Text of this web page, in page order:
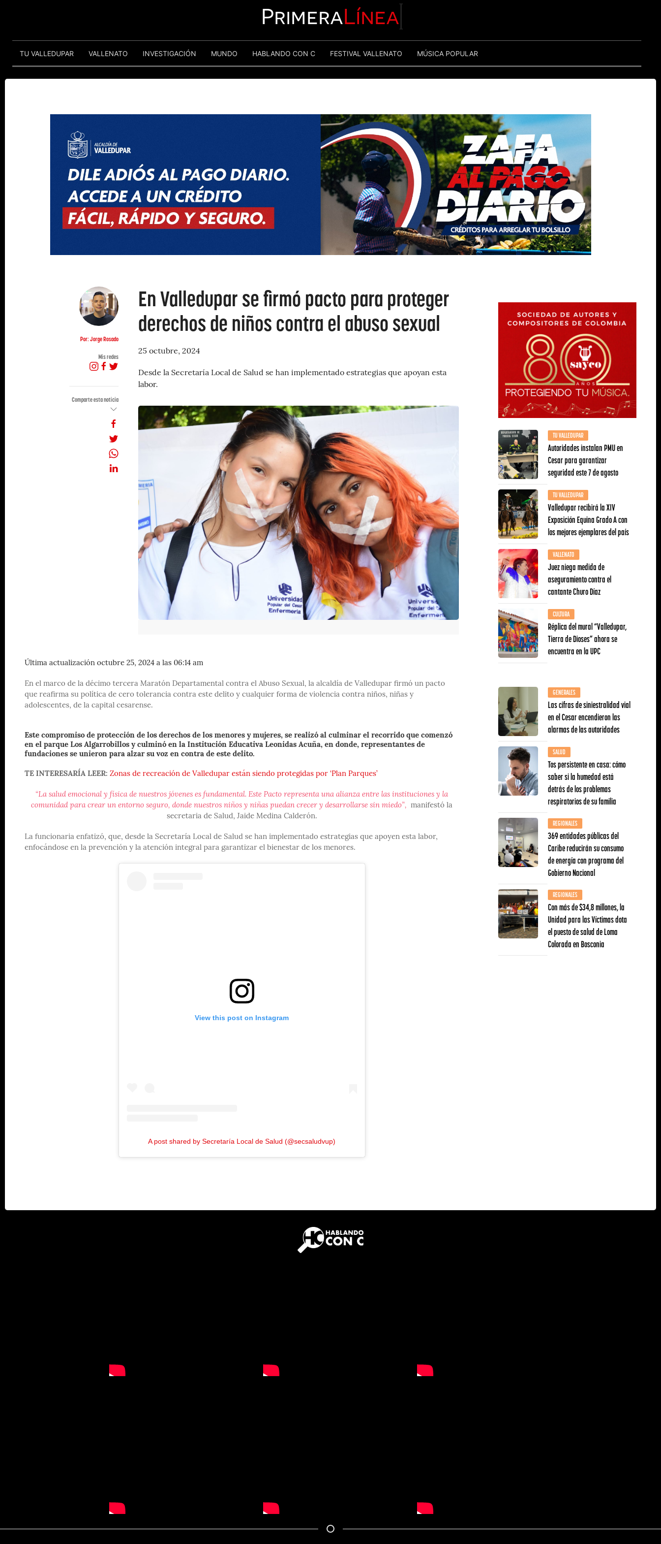
PrimeraLínea
TU VALLEDUPAR VALLENATO INVESTIGACIÓN MUNDO HABLANDO CON C FESTIVAL VALLENATO MÚSICA POPULAR
Por: Jorge Rosado
Mis redes
Comparte esta noticia
En Valledupar se firmó pacto para proteger
derechos de niños contra el abuso sexual
25 octubre, 2024
Desde la Secretaría Local de Salud se han implementado estrategias que apoyan esta
labor.
Última actualización octubre 25, 2024 a las 06:14 am
En el marco de la décimo tercera Maratón Departamental contra el Abuso Sexual, la alcaldía de Valledupar firmó un pacto
que reafirma su política de cero tolerancia contra este delito y cualquier forma de violencia contra niños, niñas y
adolescentes, de la capital cesarense.
Este compromiso de protección de los derechos de los menores y mujeres, se realizó al culminar el recorrido que comenzó
en el parque Los Algarrobillos y culminó en la Institución Educativa Leonidas Acuña, en donde, representantes de
fundaciones se unieron para alzar su voz en contra de este delito.
TE INTERESARÍA LEER: Zonas de recreación de Valledupar están siendo protegidas por ‘Plan Parques’
“La salud emocional y física de nuestros jóvenes es fundamental. Este Pacto representa una alianza entre las instituciones y la
comunidad para crear un entorno seguro, donde nuestros niños y niñas puedan crecer y desarrollarse sin miedo”, manifestó la
secretaria de Salud, Jaide Medina Calderón.
La funcionaria enfatizó, que, desde la Secretaría Local de Salud se han implementado estrategias que apoyen esta labor,
enfocándose en la prevención y la atención integral para garantizar el bienestar de los menores.
View this post on Instagram
A post shared by Secretaría Local de Salud (@secsaludvup)
TU VALLEDUPAR
Autoridades instalan PMU en
Cesar para garantizar
seguridad este 7 de agosto
TU VALLEDUPAR
Valledupar recibirá la XIV
Exposición Equina Grado A con
los mejores ejemplares del país
VALLENATO
Juez niega medida de
aseguramiento contra el
cantante Churo Díaz
CULTURA
Réplica del mural “Valledupar,
Tierra de Dioses” ahora se
encuentra en la UPC
GENERALES
Las cifras de siniestralidad vial
en el Cesar encendieron las
alarmas de las autoridades
SALUD
Tos persistente en casa: cómo
saber si la humedad está
detrás de los problemas
respiratorios de su familia
REGIONALES
369 entidades públicas del
Caribe reducirán su consumo
de energía con programa del
Gobierno Nacional
REGIONALES
Con más de $34,8 millones, la
Unidad para las Víctimas dota
el puesto de salud de Loma
Colorada en Bosconia